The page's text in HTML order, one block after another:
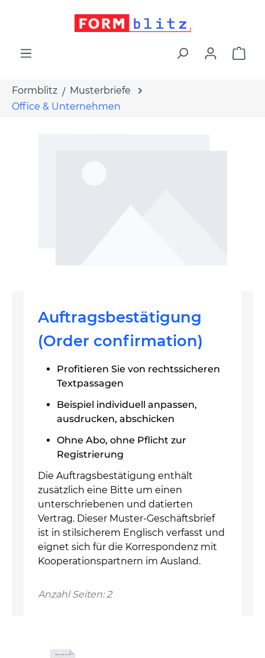
Formblitz
Musterbriefe
Office & Unternehmen
Auftragsbestätigung
(Order confirmation)
Profitieren Sie von rechtssicheren
Textpassagen
Beispiel individuell anpassen,
ausdrucken, abschicken
Ohne Abo, ohne Pflicht zur
Registrierung
Die Auftragsbestätigung enthält
zusätzlich eine Bitte um einen
unterschriebenen und datierten
Vertrag. Dieser Muster-Geschäftsbrief
ist in stilsicherem Englisch verfasst und
eignet sich für die Korrespondenz mit
Kooperationspartnern im Ausland.
Anzahl Seiten: 2